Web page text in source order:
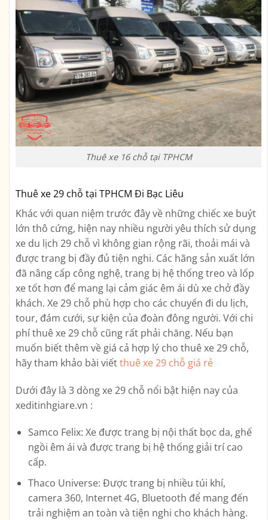
Thuê xe 16 chỗ tại TPHCM
Thuê xe 29 chỗ tại TPHCM Đi Bạc Liêu
Khác với quan niệm trước đây về những chiếc xe buýt
lớn thô cứng, hiện nay nhiều người yêu thích sử dụng
xe du lịch 29 chỗ vì không gian rộng rãi, thoải mái và
được trang bị đầy đủ tiện nghi. Các hãng sản xuất lớn
đã nâng cấp công nghệ, trang bị hệ thống treo và lốp
xe tốt hơn để mang lại cảm giác êm ái dù xe chở đầy
khách. Xe 29 chỗ phù hợp cho các chuyến đi du lịch,
tour, đám cưới, sự kiện của đoàn đông người. Với chi
phí thuê xe 29 chỗ cũng rất phải chăng. Nếu bạn
muốn biết thêm về giá cả hợp lý cho thuê xe 29 chỗ,
hãy tham khảo bài viếtthuê xe 29 chỗ giá rẻ
Dưới đây là 3 dòng xe 29 chỗ nổi bật hiện nay của
xeditinhgiare.vn :
Samco Felix: Xe được trang bị nội thất bọc da, ghế
ngồi êm ái và được trang bị hệ thống giải trí cao
cấp.
Thaco Universe: Được trang bị nhiều túi khí,
camera 360, Internet 4G, Bluetooth để mang đến
trải nghiệm an toàn và tiện nghi cho khách hàng.